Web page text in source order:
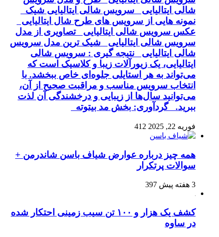
شالی ایتالیایی سرویس شالی ایتالیایی شیک
نمونه هایی از سرویس های طرح شال ایتالیایی
عکس سرویس شالی ایتالیایی تصاویری از مدل
سرویس شالی ایتالیایی شیک ترین مدل سرویس
شالی ایتالیایی نتیجه گیری : سرویس شالی
ایتالیایی، یک زیورآلات زیبا و کلاسیک است که
می‌تواند به هر استایلی جلوه‌ای خاص ببخشد. با
انتخاب سرویس مناسب و مراقبت صحیح از آن،
می‌توانید سال‌ها از زیبایی و درخشندگی آن لذت
ببرید. گردآوری: بخش مد بیتوته
فوریه 22, 2025 412
همه چیز درباره عوارض شیاف باسن شاندرمن +
سوالات پرتکرار
3 هفته پیش 397
کشف یک هزار و ۱۰۰ تن سیب زمینی احتکار شده
در ساوه